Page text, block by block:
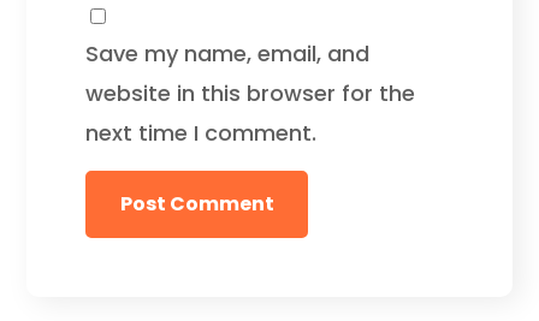
Save my name, email, and
website in this browser for the
next time I comment.